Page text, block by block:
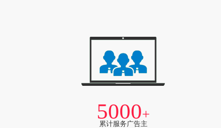
5000+
累计服务广告主